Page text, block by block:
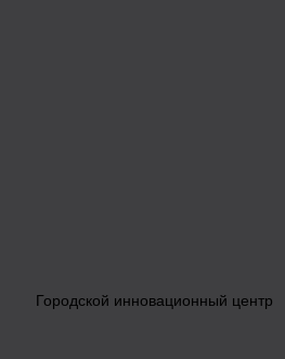
Городской инновационный центр